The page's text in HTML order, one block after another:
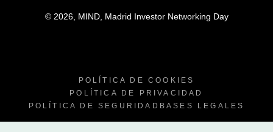
© 2026, MIND, Madrid Investor Networking Day
POLÍTICA DE COOKIES
POLÍTICA DE PRIVACIDAD
POLÍTICA DE SEGURIDAD BASES LEGALES